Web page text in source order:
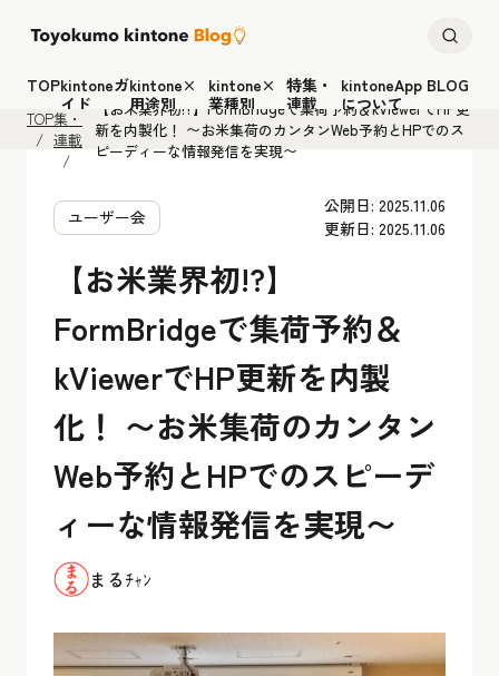
TOPkintoneガ
イド
kintone×
用途別
kintone×
業種別
特集・
連載
kintoneApp BLOG
について
TOP
特
集・
連載
【お米業界初!?】FormBridgeで集荷予約＆kViewerでHP更
新を内製化！ 〜お米集荷のカンタンWeb予約とHPでのス
ピーディーな情報発信を実現〜
ユーザー会
公開日: 2025.11.06
更新日: 2025.11.06
【お米業界初!?】
FormBridgeで集荷予約＆
kViewerでHP更新を内製
化！ 〜お米集荷のカンタン
Web予約とHPでのスピーデ
ィーな情報発信を実現〜
まるﾁｬﾝ